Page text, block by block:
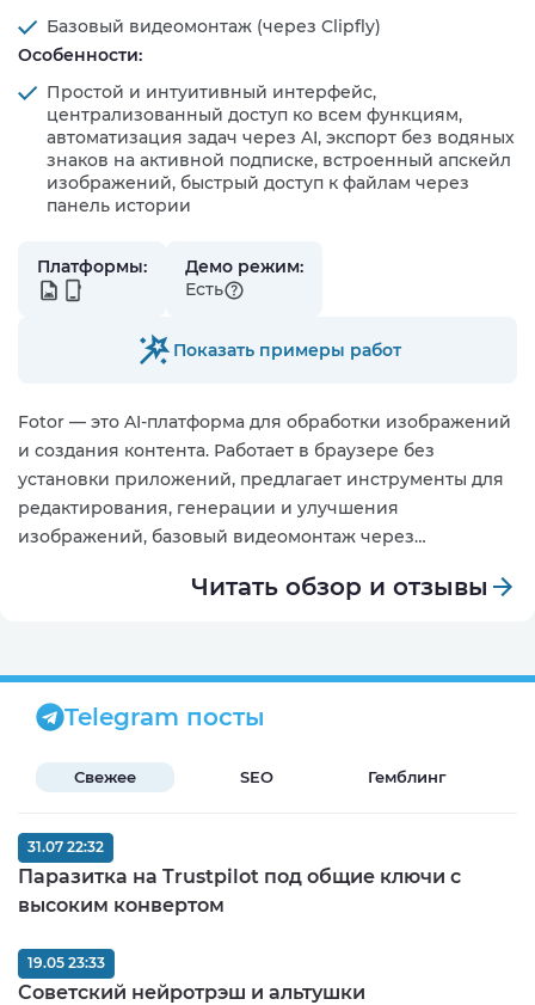
Базовый видеомонтаж (через Clipfly)
Особенности:
Простой и интуитивный интерфейс,
централизованный доступ ко всем функциям,
автоматизация задач через AI, экспорт без водяных
знаков на активной подписке, встроенный апскейл
изображений, быстрый доступ к файлам через
панель истории
Платформы:
Демо режим:
Есть
Показать примеры работ
Fotor — это AI-платформа для обработки изображений
и создания контента. Работает в браузере без
установки приложений, предлагает инструменты для
редактирования, генерации и улучшения
изображений, базовый видеомонтаж через
Читать обзор и отзывы
Telegram посты
Свежее SEO Гемблинг
Паразитка на Trustpilot под общие ключи с
высоким конвертом
31.07 22:32
Советский нейротрэш и альтушки
19.05 23:33